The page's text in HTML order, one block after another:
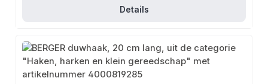
Details